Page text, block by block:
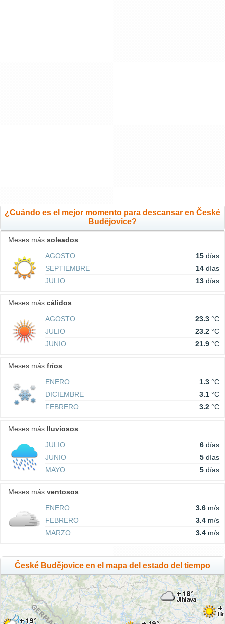
¿Cuándo es el mejor momento para descansar en České
Budějovice?
Meses más soleados:
AGOSTO
15 días
SEPTIEMBRE
14 días
JULIO
13 días
Meses más cálidos:
AGOSTO
23.3 °C
JULIO
23.2 °C
JUNIO
21.9 °C
Meses más fríos:
ENERO
1.3 °C
DICIEMBRE
3.1 °C
FEBRERO
3.2 °C
Meses más lluviosos:
JULIO
6 días
JUNIO
5 días
MAYO
5 días
Meses más ventosos:
ENERO
3.6 m/s
FEBRERO
3.4 m/s
MARZO
3.4 m/s
České Budějovice en el mapa del estado del tiempo